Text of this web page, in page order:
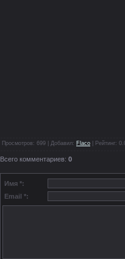
Просмотров : 699 | Добавил: Flaco Рейтинг:
Всего комментариев: 0
Имя *:
Email *: